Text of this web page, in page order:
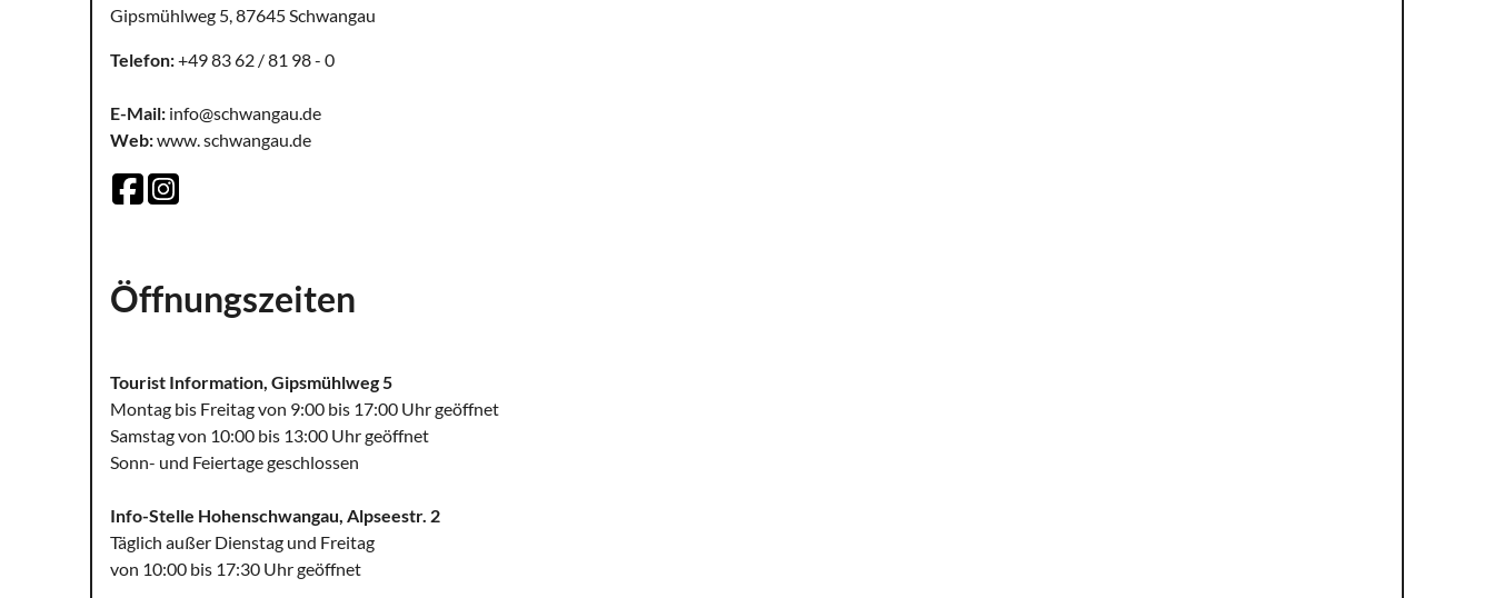
Gipsmühlweg 5, 87645 Schwangau
Telefon:+49 83 62 / 81 98 - 0
E-Mail: info@schwangau.de
Web:www. schwangau.de
Öffnungszeiten
Tourist Information, Gipsmühlweg 5
Montag bis Freitag von 9:00 bis 17:00 Uhr geöffnet
Samstag von 10:00 bis 13:00 Uhr geöffnet
Sonn- und Feiertage geschlossen
Info-Stelle Hohenschwangau, Alpseestr. 2
Täglich außer Dienstag und Freitag
von 10:00 bis 17:30 Uhr geöffnet